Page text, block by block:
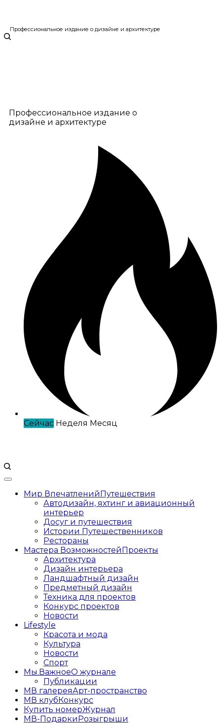
Профессиональное издание о дизайне и архитектуре
Профессиональное издание о
дизайне и архитектуре
Сейчас Неделя Месяц
Мир ВпечатленийПутешествия
Автодизайн, яхтинг и авиационный
интерьер
Досуг и путешествия
Истории Путешественников
Рестораны
Мастера ВозможностейПроекты
Архитектура
Дизайн интерьера
Ландшафтный дизайн
Предметный дизайн
Техника для проектов
Конкурс проектов
Новости
Lifestyle
Красота и мода
Культура
Новости
Спорт
Мы.ВажноеО журнале
Публикации
МВ галереяАрт-пространство
МВ клубКонкурс
Купить номерЖурнал
МВ-ПодаркиРозыгрыши